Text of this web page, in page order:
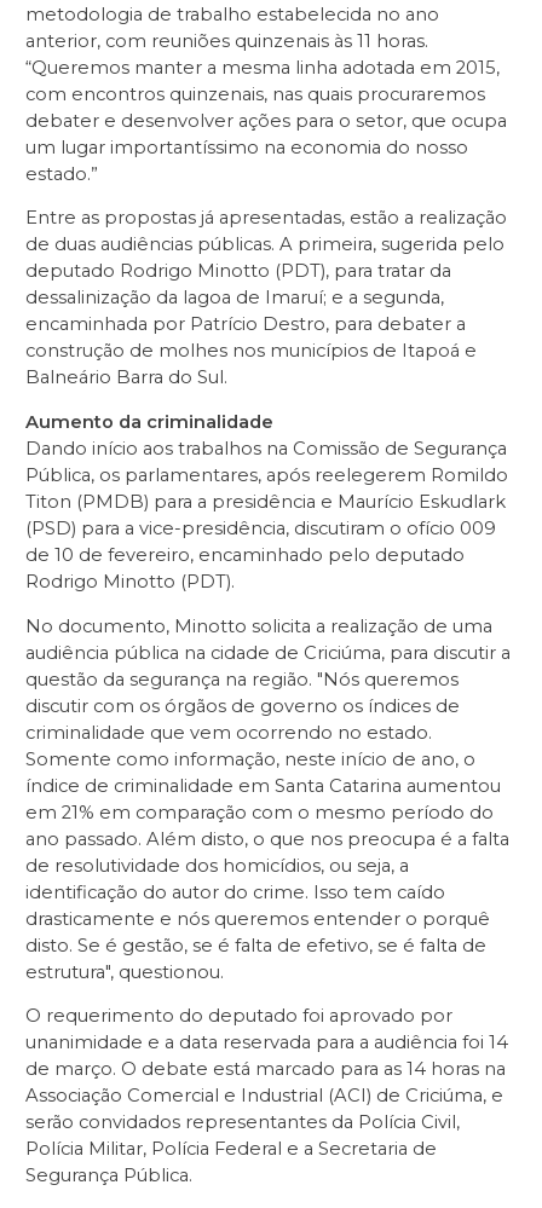
metodologia de trabalho estabelecida no ano
anterior, com reuniões quinzenais às 11 horas.
“Queremos manter a mesma linha adotada em 2015,
com encontros quinzenais, nas quais procuraremos
debater e desenvolver ações para o setor, que ocupa
um lugar importantíssimo na economia do nosso
estado.”
Entre as propostas já apresentadas, estão a realização
de duas audiências públicas. A primeira, sugerida pelo
deputado Rodrigo Minotto (PDT), para tratar da
dessalinização da lagoa de Imaruí; e a segunda,
encaminhada por Patrício Destro, para debater a
construção de molhes nos municípios de Itapoá e
Balneário Barra do Sul.
Aumento da criminalidade
Dando início aos trabalhos na Comissão de Segurança
Pública, os parlamentares, após reelegerem Romildo
Titon (PMDB) para a presidência e Maurício Eskudlark
(PSD) para a vice-presidência, discutiram o ofício 009
de 10 de fevereiro, encaminhado pelo deputado
Rodrigo Minotto (PDT).
No documento, Minotto solicita a realização de uma
audiência pública na cidade de Criciúma, para discutir a
questão da segurança na região. "Nós queremos
discutir com os órgãos de governo os índices de
criminalidade que vem ocorrendo no estado.
Somente como informação, neste início de ano, o
índice de criminalidade em Santa Catarina aumentou
em 21% em comparação com o mesmo período do
ano passado. Além disto, o que nos preocupa é a falta
de resolutividade dos homicídios, ou seja, a
identificação do autor do crime. Isso tem caído
drasticamente e nós queremos entender o porquê
disto. Se é gestão, se é falta de efetivo, se é falta de
estrutura", questionou.
O requerimento do deputado foi aprovado por
unanimidade e a data reservada para a audiência foi 14
de março. O debate está marcado para as 14 horas na
Associação Comercial e Industrial (ACI) de Criciúma, e
serão convidados representantes da Polícia Civil,
Polícia Militar, Polícia Federal e a Secretaria de
Segurança Pública.